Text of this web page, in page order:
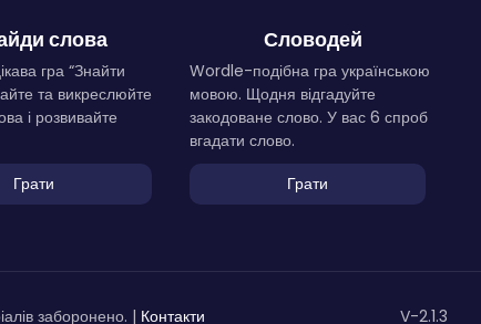
слова
гра “Знайти
та викреслюйте
і розвивайте
Грати
Словодей
Wordle-подібна гра українською
мовою. Щодня відгадуйте
закодоване слово. У вас 6 спроб
вгадати слово.
Грати
заборонено. | Контакти V-2.1.3